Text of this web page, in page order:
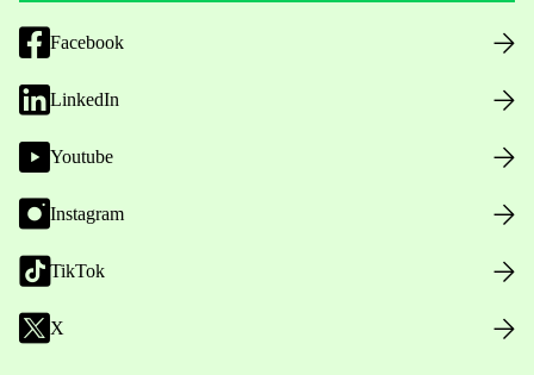
Facebook
LinkedIn
Youtube
Instagram
TikTok
X